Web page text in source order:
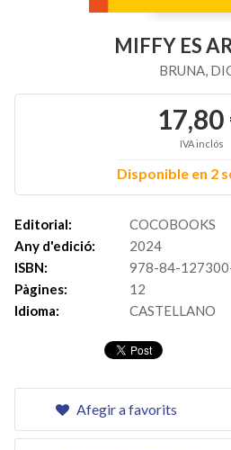
MIFFY ES
BRUNA,
17,80
IVA inclós
Disponible en 2
Editorial:
COCOBOOKS
Any d'edició:
2024
ISBN:
978-84-
Pàgines:
12
Idioma:
CASTELLANO
Afegir a favorits